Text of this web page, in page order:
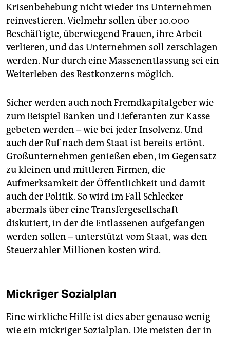
Krisenbehebung nicht wieder ins Unternehmen
reinvestieren. Vielmehr sollen über 10.000
Beschäftigte, überwiegend Frauen, ihre Arbeit
verlieren, und das Unternehmen soll zerschlagen
werden. Nur durch eine Massenentlassung sei ein
Weiterleben des Restkonzerns möglich.
Sicher werden auch noch Fremdkapitalgeber wie
zum Beispiel Banken und Lieferanten zur Kasse
gebeten werden – wie bei jeder Insolvenz. Und
auch der Ruf nach dem Staat ist bereits ertönt.
Großunternehmen genießen eben, im Gegensatz
zu kleinen und mittleren Firmen, die
Aufmerksamkeit der Öffentlichkeit und damit
auch der Politik. So wird im Fall Schlecker
abermals über eine Transfergesellschaft
diskutiert, in der die Entlassenen aufgefangen
werden sollen – unterstützt vom Staat, was den
Steuerzahler Millionen kosten wird.
Mickriger Sozialplan
Eine wirkliche Hilfe ist dies aber genauso wenig
wie ein mickriger Sozialplan. Die meisten der in